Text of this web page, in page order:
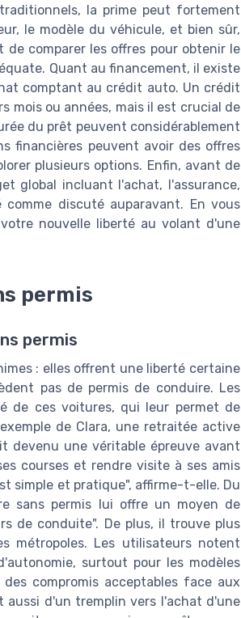
la prime peut fortement
le modèle du véhicule, et bien sûr,
comparer les offres pour obtenir le
Quant au financement, il existe
comptant au crédit auto. Un crédit
mois ou années, mais il est crucial de
du prêt peuvent considérablement
financières peuvent avoir des offres
plusieurs options. Enfin, avant de
global incluant l'achat, l'assurance,
discuté auparavant. En vous
nouvelle liberté au volant d'une
permis
permis
: elles offrent une liberté certaine
pas de permis de conduire. Les
de ces voitures, qui leur permet de
de Clara, une retraitée active
devenu une véritable épreuve avant
courses et rendre visite à ses amis
simple et pratique", affirme-t-elle. Du
sans permis lui offre un moyen de
de conduite". De plus, il trouve plus
métropoles. Les utilisateurs notent
surtout pour les modèles
compromis acceptables face aux
aussi d'un tremplin vers l'achat d'une